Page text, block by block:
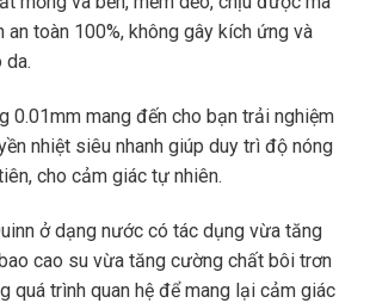
an toàn 100%, không gây kích ứng và
da.
0.01mm mang đến cho bạn trải nghiệm
nhiệt siêu nhanh giúp duy trì độ nóng
cho cảm giác tự nhiên.
ở dạng nước có tác dụng vừa tăng
cao su vừa tăng cường chất bôi trơn
quá trình quan hệ để mang lại cảm giác